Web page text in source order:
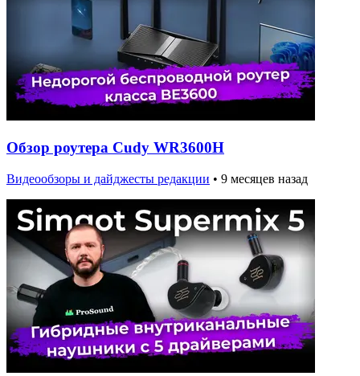
Обзор роутера Cudy WR3600H
Видеообзоры и дайджесты редакции • 9 месяцев назад